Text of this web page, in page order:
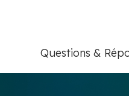
Questions &